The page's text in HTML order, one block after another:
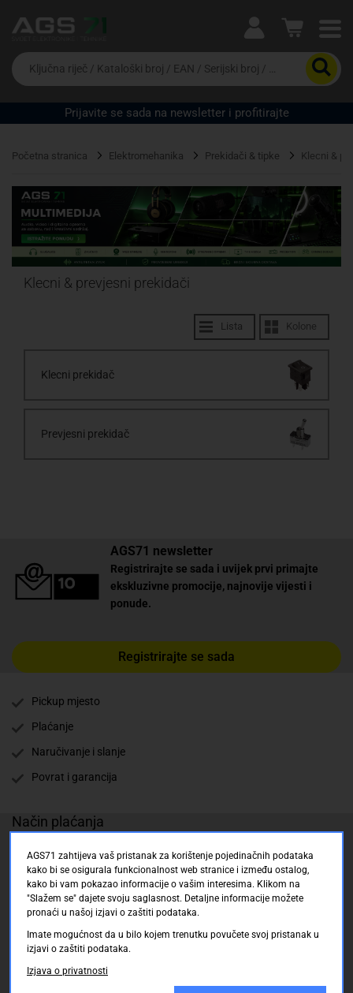
Ova postavka prilagođava asortiman proizvoda i
cijene vašim potrebama.
Da
biste
potražili
proizvod,
unesite
riječ,
EAN
ili
serijski
broj
Prijavite se sada na newsletter i profitirajte
Početna stranica Elektromehanika Prekidači & tipke Klecni &
Lista Kolone
Klecni & prevjesni prekidači
Klecni prekidač
Prevjesni prekidač
AGS71 newsletter
Registrirajte se sada i uvijek prvi primajte
ekskluzivne promocije, najnovije vijesti i
ponude.
Registrirajte se sada
Pickup mjesto
Plaćanje
Naručivanje i slanje
Povrat i garancija
Način plaćanja
AGS71 zahtijeva vaš pristanak za korištenje pojedinačnih podataka
kako bi se osigurala funkcionalnost web stranice i između ostalog,
kako bi vam pokazao informacije o vašim interesima. Klikom na
"Slažem se" dajete svoju saglasnost. Detaljne informacije možete
pronaći u našoj izjavi o zaštiti podataka.
Imate mogućnost da u bilo kojem trenutku povučete svoj pristanak u
izjavi o zaštiti podataka.
Izjava o privatnosti